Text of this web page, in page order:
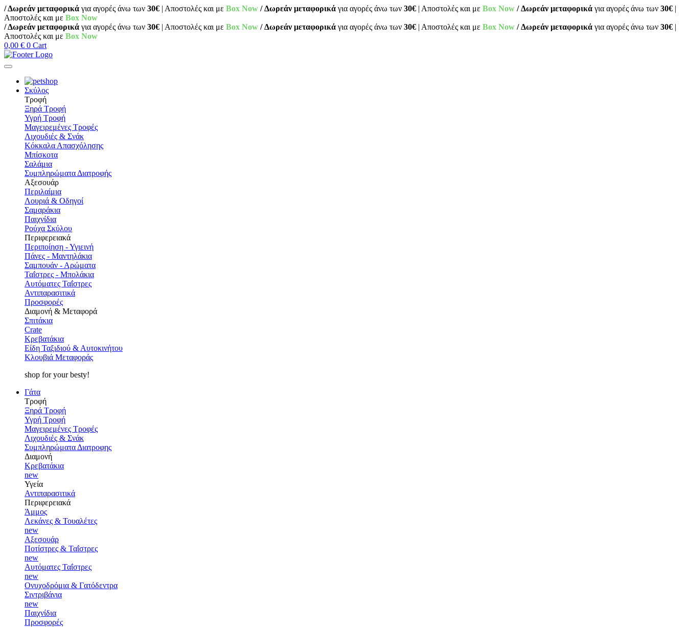
/ Δωρεάν μεταφορικά για αγορές άνω των 30€ | Αποστολές και με Box Now / Δωρεάν μεταφορικά για αγορές άνω των 30€ | Αποστολές και με Box Now / Δωρεάν μεταφορικά για αγορές άνω των 30€ |
Αποστολές και με Box Now
/ Δωρεάν μεταφορικά για αγορές άνω των 30€ | Αποστολές και με Box Now / Δωρεάν μεταφορικά για αγορές άνω των 30€ | Αποστολές και με Box Now / Δωρεάν μεταφορικά για αγορές άνω των 30€ |
Αποστολές και με Box Now
0,00 € 0 Cart
Σκύλος
Τροφή
Ξηρά Τροφή
Υγρή Τροφή
Μαγειρεμένες Τροφές
Λιχουδιές & Σνάκ
Κόκκαλα Απασχόλησης
Μπίσκοτα
Σαλάμια
Συμπληρώματα Διατροφής
Αξεσουάρ
Περιλαίμια
Λουριά & Οδηγοί
Σαμαράκια
Παιχνίδια
Ρούχα Σκύλου
Περιφερειακά
Περιποίηση - Υγιεινή
Πάνες - Μαντηλάκια
Σαμπουάν - Αρώματα
Ταΐστρες - Μπολάκια
Αυτόματες Ταΐστρες
Αντιπαρασιτικά
Προσφορές
Διαμονή & Μεταφορά
Σπιτάκια
Crate
Κρεβατάκια
Είδη Ταξιδιού & Αυτοκινήτου
Κλουβιά Μεταφοράς
shop for your besty!
Γάτα
Τροφή
Ξηρά Τροφή
Υγρή Τροφή
Μαγειρεμένες Τροφές
Λιχουδιές & Σνάκ
Συμπληρώματα Διατροφης
Διαμονή
Κρεβατάκια
new
Υγεία
Αντιπαρασιτικά
Περιφερειακά
Άμμος
Λεκάνες & Τουαλέτες
new
Αξεσουάρ
Ποτίστρες & Ταΐστρες
new
Αυτόματες Ταΐστρες
new
Ονυχοδρόμια & Γατόδεντρα
Σιντριβάνια
new
Παιχνίδια
Προσφορές